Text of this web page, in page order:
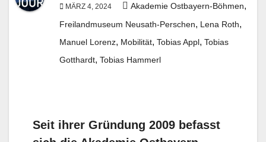
MÄRZ 4, 2024 Akademie Ostbayern-Böhmen,
Freilandmuseum Neusath-Perschen, Lena Roth,
Manuel Lorenz, Mobilität, Tobias Appl, Tobias
Gotthardt, Tobias Hammerl
Seit ihrer Gründung 2009 befasst